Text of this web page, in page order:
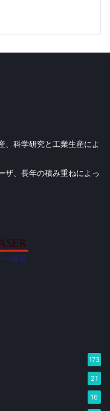
光学
は20W、両面は
ィング、LBOは
、カット角はθ=
らの距離M1から
からNd：YVO4の
M1、M2、M3、お
、科学研究と工業生産によ
ザ、長年の積み重ねによっ
173
21
16